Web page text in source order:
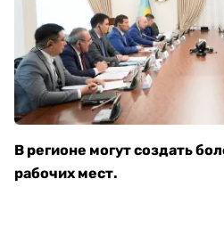
В регионе могут создать
рабочих мест.